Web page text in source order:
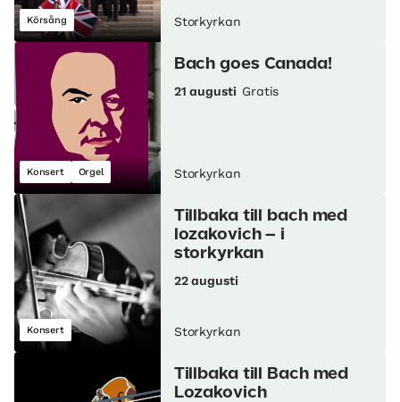
Körsång Storkyrkan
Konsert Orgel
Bach goes Canada!
21 augusti Gratis
Storkyrkan
Konsert
Tillbaka till bach med
lozakovich – i
storkyrkan
22 augusti
Storkyrkan
Tillbaka till Bach med
Lozakovich